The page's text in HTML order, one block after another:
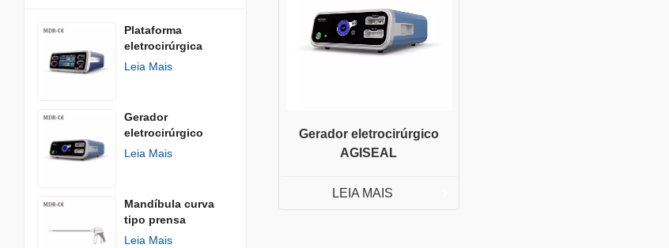
Plataforma
eletrocirúrgica
Leia Mais
Gerador
eletrocirúrgico
AGISEAL
Leia Mais
Mandíbula curva
tipo prensa
Leia Mais
Gerador eletrocirúrgico
AGISEAL
LEIA MAIS